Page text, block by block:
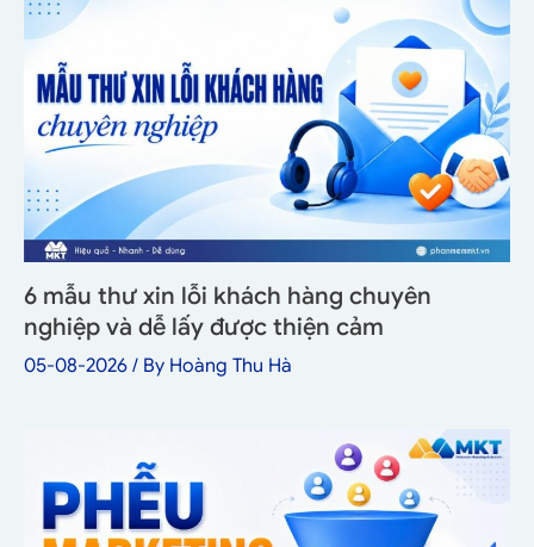
6 mẫu thư xin lỗi khách hàng chuyên
nghiệp và dễ lấy được thiện cảm
05-08-2026 / By Hoàng Thu Hà